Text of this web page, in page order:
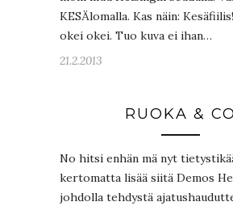
KESÄlomalla. Kas näin:
okei okei. Tuo kuva ei ihan…
21.2.2013
RUOKA & CO
No hitsi enhän mä nyt
kertomatta lisää siitä Demos
johdolla tehdystä